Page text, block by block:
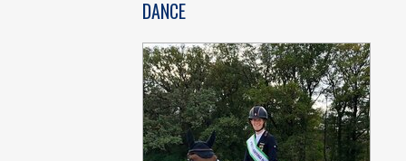
DANCE